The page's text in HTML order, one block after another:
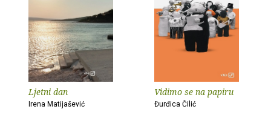
Ljetni dan
Irena Matijašević
Vidimo se na papiru
Đurđica Čilić